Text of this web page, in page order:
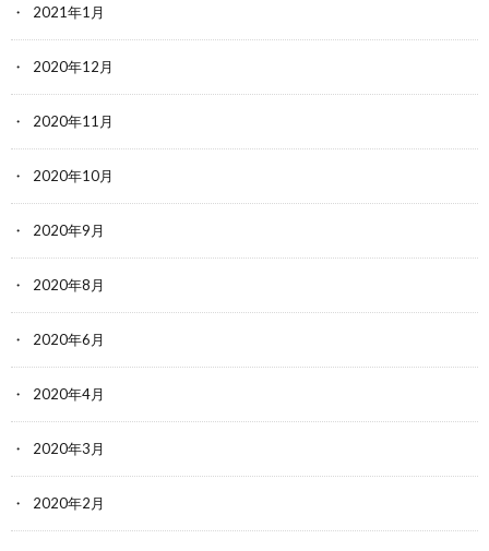
2021年1月
2020年12月
2020年11月
2020年10月
2020年9月
2020年8月
2020年6月
2020年4月
2020年3月
2020年2月